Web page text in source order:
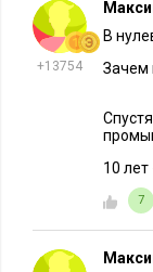
ПОИСК РАБОТЫ
Молодые
начать
+13754
В
Зачем
10
7